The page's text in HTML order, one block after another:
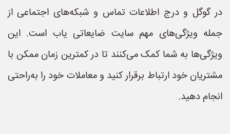
در گوگل و درج اطلاعات تماس و شبکه‌های اجتماعی از
جمله ویژگی‌های مهم سایت ضایعاتی یاب است. این
ویژگی‌ها به شما کمک می‌کنند تا در کمترین زمان ممکن با
مشتریان خود ارتباط برقرار کنید و معاملات خود را به‌راحتی
انجام دهید.